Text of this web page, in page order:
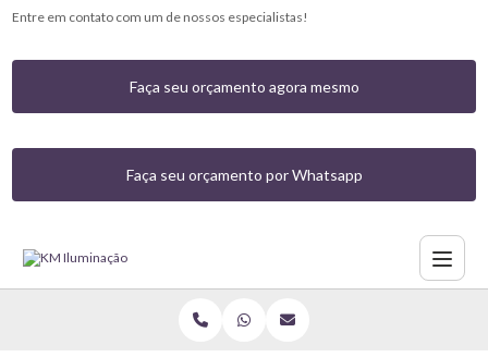
Entre em contato com um de nossos especialistas!
Faça seu orçamento agora mesmo
Faça seu orçamento por Whatsapp